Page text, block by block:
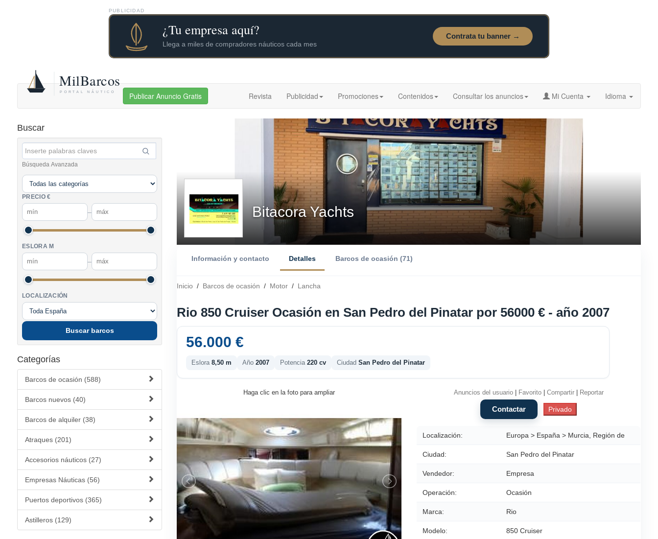
PUBLICIDAD
Publicar Anuncio Gratis Revista Publicidad Promociones Contenidos Consultar los anuncios Mi Cuenta Idioma
Buscar
Búsqueda Avanzada
PRECIO €
–
ESLORA M
–
LOCALIZACIÓN
Buscar barcos
Categorías
Barcos de ocasión (588)
Barcos nuevos (40)
Barcos de alquiler (38)
Atraques (201)
Accesorios náuticos (27)
Empresas Náuticas (56)
Puertos deportivos (365)
Astilleros (129)
Bitacora Yachts
Información y contacto Detalles Barcos de ocasión (71)
Inicio / Barcos de ocasión / Motor / Lancha
Rio 850 Cruiser Ocasión en San Pedro del Pinatar por 56000 € - año 2007
56.000 €
Eslora 8,50 m Año 2007 Potencia 220 cv Ciudad San Pedro del Pinatar
Haga clic en la foto para ampliar Anuncios del usuario| Favorito| Compartir| Reportar
Localización: Europa > España > Murcia, Región de
Ciudad: San Pedro del Pinatar
Vendedor: Empresa
Operación: Ocasión
Marca: Rio
Modelo: 850 Cruiser